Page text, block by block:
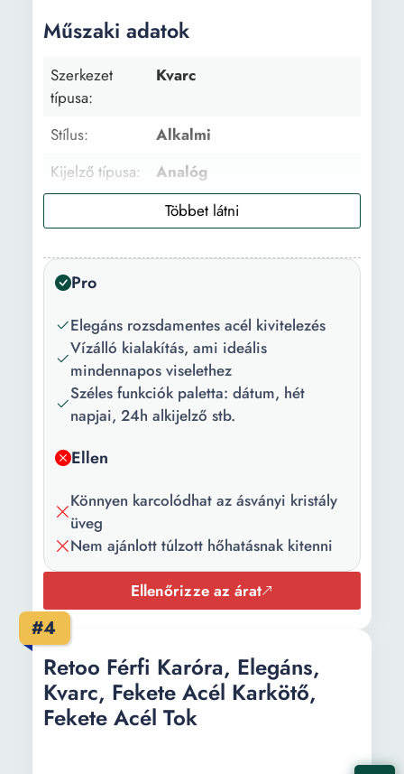
Műszaki adatok
Szerkezet
típusa:
Kvarc
Stílus:
Alkalmi
Kijelző típusa:
Analóg
Mason
Csomagolás:
A termék logóval ellátott
csomagolásban érkezik.
Részletek:
Kerüld a termék ütődését,
karcolódását; alkohollal,
felületekkel való
érintkezését, valamint ne
tedd ki túlzott hőhatásnak.
Üveg anyaga:
Ásványi kristály
Számlap színe: Tengerészkék
Óraszámlap
típusa:
Tok alakja:
Kerek
Pro
Elegáns rozsdamentes acél kivitelezés
Vízálló kialakítás, ami ideális
mindennapos viselethez
Széles funkciók paletta: dátum, hét
napjai, 24h alkijelző stb.
Ellen
Könnyen karcolódhat az ásványi kristály
üveg
Nem ajánlott túlzott hőhatásnak kitenni
Ellenőrizze az árat
#4
Retoo Férfi Karóra, Elegáns,
Kvarc, Fekete Acél Karkötő,
Fekete Acél Tok